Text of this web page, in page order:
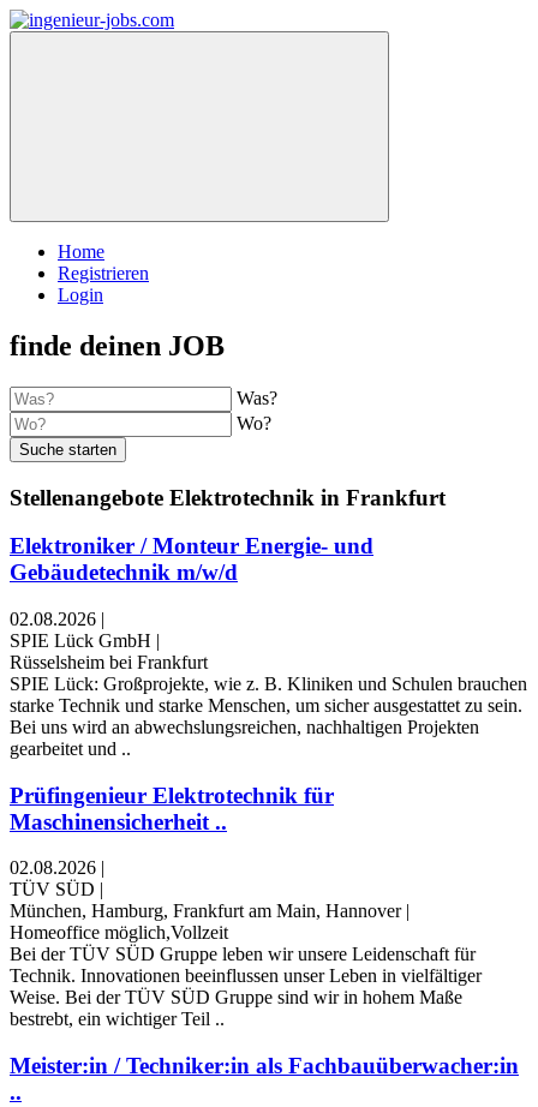
Home
Registrieren
Login
finde deinen JOB
Was?
Wo?
Suche starten
Stellenangebote Elektrotechnik in Frankfurt
Elektroniker / Monteur Energie- und
Gebäudetechnik m/w/d
02.08.2026 |
SPIE Lück GmbH |
Rüsselsheim bei Frankfurt
SPIE Lück: Großprojekte, wie z. B. Kliniken und Schulen brauchen
starke Technik und starke Menschen, um sicher ausgestattet zu sein.
Bei uns wird an abwechslungsreichen, nachhaltigen Projekten
gearbeitet und ..
Prüfingenieur Elektrotechnik für
Maschinensicherheit ..
02.08.2026 |
TÜV SÜD |
München, Hamburg, Frankfurt am Main, Hannover |
Homeoffice möglich,Vollzeit
Bei der TÜV SÜD Gruppe leben wir unsere Leidenschaft für
Technik. Innovationen beeinflussen unser Leben in vielfältiger
Weise. Bei der TÜV SÜD Gruppe sind wir in hohem Maße
bestrebt, ein wichtiger Teil ..
Meister:in / Techniker:in als Fachbauüberwacher:in
..